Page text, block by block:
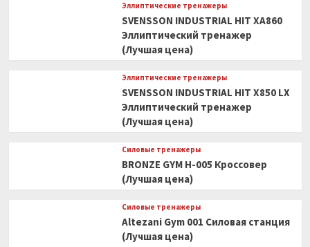
Эллиптические тренажеры
SVENSSON INDUSTRIAL HIT XA860
Эллиптический тренажер
(Лучшая цена)
Эллиптические тренажеры
SVENSSON INDUSTRIAL HIT X850 LX
Эллиптический тренажер
(Лучшая цена)
Силовые тренажеры
BRONZE GYM H-005 Кроссовер
(Лучшая цена)
Силовые тренажеры
Altezani Gym 001 Силовая станция
(Лучшая цена)